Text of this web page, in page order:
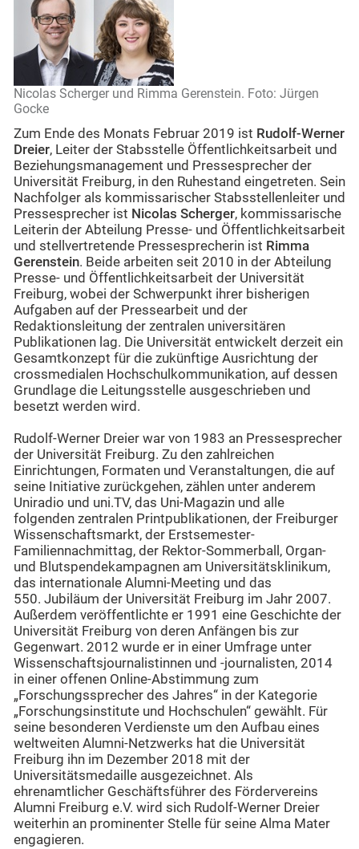
Nicolas Scherger und Rimma Gerenstein. Foto: Jürgen
Gocke
Zum Ende des Monats Februar 2019 ist Rudolf-Werner
Dreier, Leiter der Stabsstelle Öffentlichkeitsarbeit und
Beziehungsmanagement und Pressesprecher der
Universität Freiburg, in den Ruhestand eingetreten. Sein
Nachfolger als kommissarischer Stabsstellenleiter und
Pressesprecher ist Nicolas Scherger, kommissarische
Leiterin der Abteilung Presse- und Öffentlichkeitsarbeit
und stellvertretende Pressesprecherin ist Rimma
Gerenstein. Beide arbeiten seit 2010 in der Abteilung
Presse- und Öffentlichkeitsarbeit der Universität
Freiburg, wobei der Schwerpunkt ihrer bisherigen
Aufgaben auf der Pressearbeit und der
Redaktionsleitung der zentralen universitären
Publikationen lag. Die Universität entwickelt derzeit ein
Gesamtkonzept für die zukünftige Ausrichtung der
crossmedialen Hochschulkommunikation, auf dessen
Grundlage die Leitungsstelle ausgeschrieben und
besetzt werden wird.
Rudolf-Werner Dreier war von 1983 an Pressesprecher
der Universität Freiburg. Zu den zahlreichen
Einrichtungen, Formaten und Veranstaltungen, die auf
seine Initiative zurückgehen, zählen unter anderem
Uniradio und uni.TV, das Uni-Magazin und alle
folgenden zentralen Printpublikationen, der Freiburger
Wissenschaftsmarkt, der Erstsemester-
Familiennachmittag, der Rektor-Sommerball, Organ-
und Blutspendekampagnen am Universitätsklinikum,
das internationale Alumni-Meeting und das
550. Jubiläum der Universität Freiburg im Jahr 2007.
Außerdem veröffentlichte er 1991 eine Geschichte der
Universität Freiburg von deren Anfängen bis zur
Gegenwart. 2012 wurde er in einer Umfrage unter
Wissenschaftsjournalistinnen und -journalisten, 2014
in einer offenen Online-Abstimmung zum
„Forschungssprecher des Jahres“ in der Kategorie
„Forschungsinstitute und Hochschulen“ gewählt. Für
seine besonderen Verdienste um den Aufbau eines
weltweiten Alumni-Netzwerks hat die Universität
Freiburg ihn im Dezember 2018 mit der
Universitätsmedaille ausgezeichnet. Als
ehrenamtlicher Geschäftsführer des Fördervereins
Alumni Freiburg e.V. wird sich Rudolf-Werner Dreier
weiterhin an prominenter Stelle für seine Alma Mater
engagieren.